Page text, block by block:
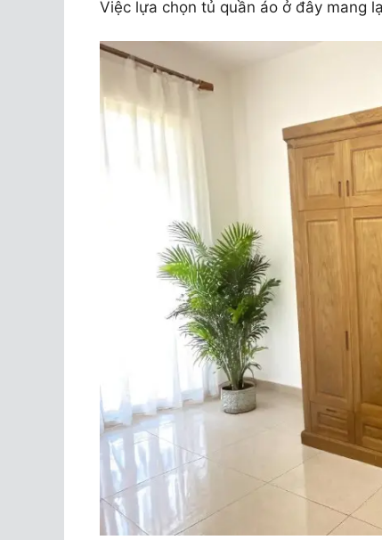
Việc lựa chọn tủ quần áo ở đây mang